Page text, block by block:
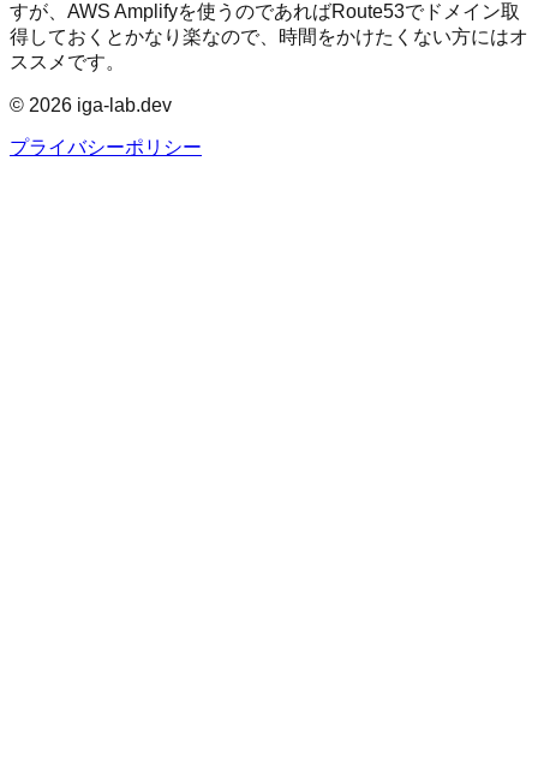
すが、AWS Amplifyを使うのであればRoute53でドメイン取
得しておくとかなり楽なので、時間をかけたくない方にはオ
ススメです。
© 2026 iga-lab.dev
プライバシーポリシー